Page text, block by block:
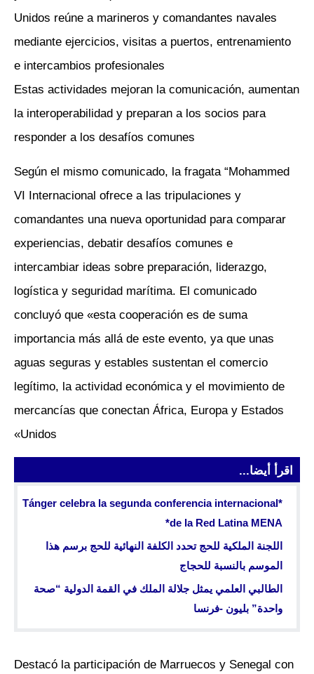
Unidos reúne a marineros y comandantes navales
mediante ejercicios, visitas a puertos, entrenamiento
e intercambios profesionales
Estas actividades mejoran la comunicación, aumentan
la interoperabilidad y preparan a los socios para
responder a los desafíos comunes
Según el mismo comunicado, la fragata “Mohammed
VI Internacional ofrece a las tripulaciones y
comandantes una nueva oportunidad para comparar
experiencias, debatir desafíos comunes e
intercambiar ideas sobre preparación, liderazgo,
logística y seguridad marítima. El comunicado
concluyó que «esta cooperación es de suma
importancia más allá de este evento, ya que unas
aguas seguras y estables sustentan el comercio
legítimo, la actividad económica y el movimiento de
mercancías que conectan África, Europa y Estados
Unidos»
اقرأ أيضا...
*Tánger celebra la segunda conferencia internacional
de la Red Latina MENA*
اللجنة الملكية للحج تحدد الكلفة النهائية للحج برسم هذا
الموسم بالنسبة للحجاج
الطالبي العلمي يمثل جلالة الملك في القمة الدولية “صحة
واحدة” بليون -فرنسا
Destacó la participación de Marruecos y Senegal con